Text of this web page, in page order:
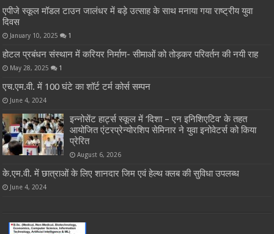
एपीजे स्कूल मॉडल टाउन जालंधर में बड़े उत्साह के साथ मनाया गया राष्ट्रीय युवा
दिवस
January 10, 2025 1
होटल प्रबंधन संस्थान में करियर निर्माण- सीमाओं को तोड़कर परिवर्तन की नयी राह
May 28, 2025 1
एच.एम.वी. में 100 घंटे का शॉर्ट टर्म कोर्स सम्पन
June 4, 2024
इन्नोसेंट हार्ट्स स्कूल में ‘दिशा – एन इनिशिएटिव’ के तहत
आयोजित एंटरप्रेन्योरशिप सेमिनार ने युवा इनोवेटर्स को किया
प्रेरित
August 6, 2026
के.एम.वी. में छात्राओं के लिए शानदार जिम एवं हेल्थ क्लब की सुविधा उपलब्ध
June 4, 2024